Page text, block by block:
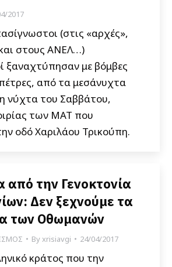
2017
(στις «αρχές»,
στους ΑΝΕΛ…)
ξαναχτύπησαν με βόμβες
από τα μεσάνυχτα
νύχτα του Σαββάτου,
των ΜΑΤ που
οδό Χαριλάου Τρικούπη.
από την Γενοκτονία
Δεν ξεχνούμε τα
των Οθωμανών
Byxrisiavgi 24/04/2017
κράτος που την